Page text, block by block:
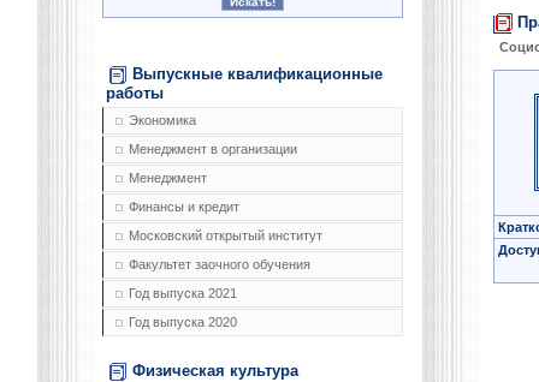
Выпускные квалификационные
работы
Экономика
Менеджмент в организации
Менеджмент
Финансы и кредит
Московский открытый институт
Факультет заочного обучения
Год выпуска 2021
Год выпуска 2020
Физическая культура